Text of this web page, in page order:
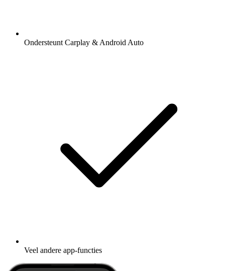
Ondersteunt Carplay & Android Auto
Veel andere app-functies